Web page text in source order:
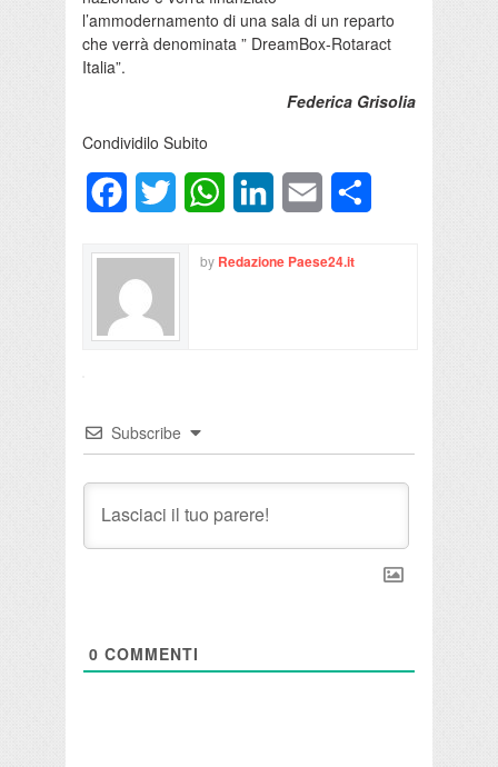
l’ammodernamento di una sala di un reparto
che verrà denominata ” DreamBox-Rotaract
Italia”.
Federica Grisolia
Condividilo Subito
FacebookTwitter WhatsAppLinkedInEmail
by Redazione Paese24.it
Subscribe
0 COMMENTI